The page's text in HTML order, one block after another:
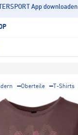
App downloaden
Oberteile T-Shirts